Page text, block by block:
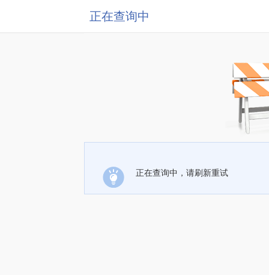
正在查询中
正在查询中，请刷新重试